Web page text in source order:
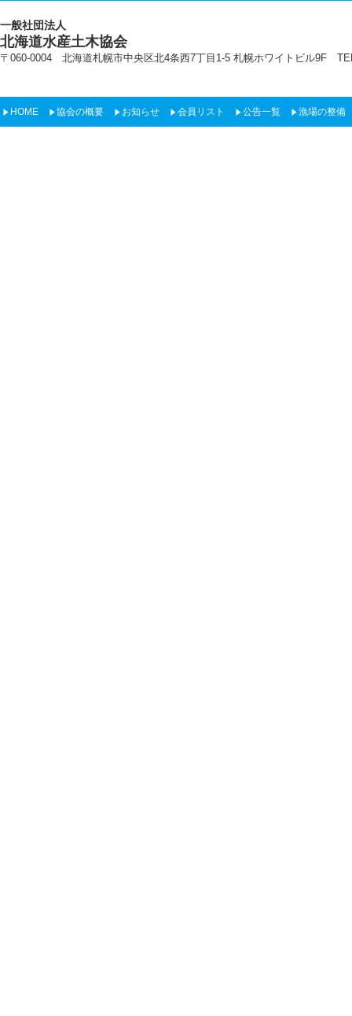
一般社団法人
北海道水産土木協会
〒060-0004 北海道札幌市中央区北4条西7丁目1-5 札幌ホワイトビル9F
HOME 協会の概要 お知らせ 会員リスト 公告一覧 漁場の整備